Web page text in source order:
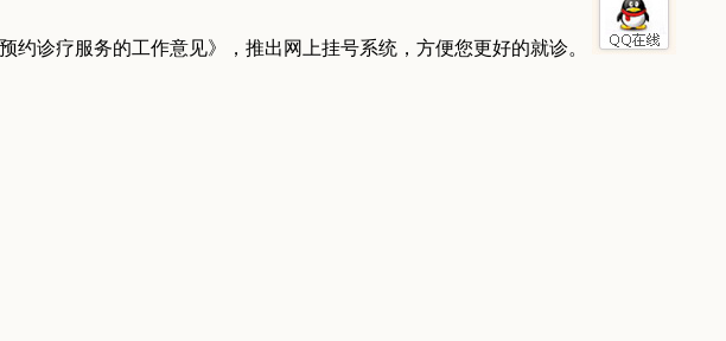
诊疗服务的工作意见》，推出网上挂号系统，方便您更好的就诊。